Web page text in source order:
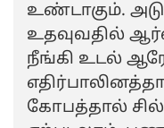
உண்டாகும்.
உதவுவதில்
நீங்கி உடல்
கோபத்தால்